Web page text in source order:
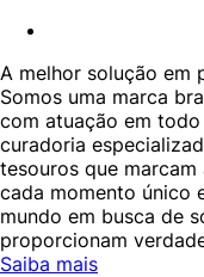
A melhor solução em
Somos uma marca
com atuação em
curadoria
tesouros que
cada momento único
mundo em busca de
proporcionam
Saiba mais